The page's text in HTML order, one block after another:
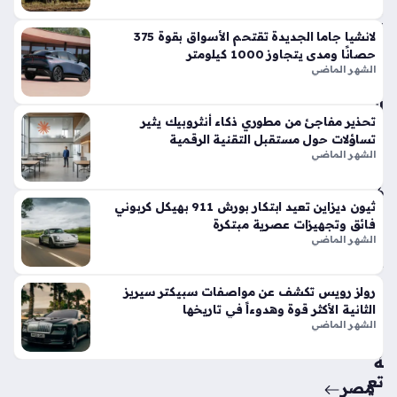
الأ
وا
الح
الي
ة
6
أيام
حق
ق
من
ة
تع
لانشيا جاما الجديدة تقتحم الأسواق بقوة 375
حصانًا ومدى يتجاوز 1000 كيلومتر
الشهر الماضي
تحذير مفاجئ من مطوري ذكاء أنثروبيك يثير
تساؤلات حول مستقبل التقنية الرقمية
الشهر الماضي
ثيون ديزاين تعيد ابتكار بورش 911 بهيكل كربوني
فائق وتجهيزات عصرية مبتكرة
الشهر الماضي
رولز رويس تكشف عن مواصفات سبيكتر سيريز
الثانية الأكثر قوة وهدوءاً في تاريخها
الشهر الماضي
مصر